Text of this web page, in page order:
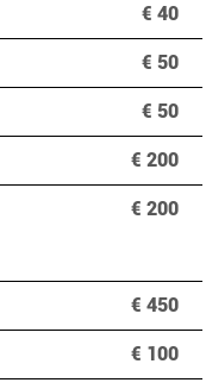
€ 40
€ 50
€ 50
€ 200
€ 200
€ 450
€ 100